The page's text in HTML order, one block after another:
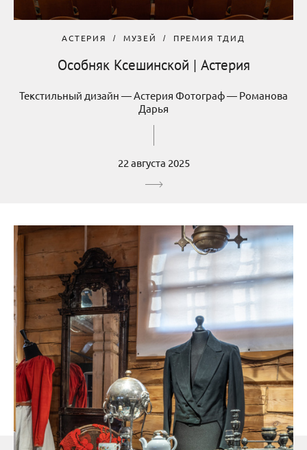
АСТЕРИЯ МУЗЕЙ ПРЕМИЯ ТДИД
Особняк Ксешинской | Астерия
Текстильный дизайн — Астерия Фотограф — Романова
Дарья
22 августа 2025